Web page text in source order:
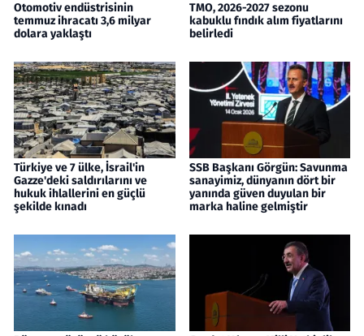
Otomotiv endüstrisinin
temmuz ihracatı 3,6 milyar
dolara yaklaştı
TMO, 2026-2027 sezonu
kabuklu fındık alım fiyatlarını
belirledi
Türkiye ve 7 ülke, İsrail'in
Gazze'deki saldırılarını ve
hukuk ihlallerini en güçlü
şekilde kınadı
SSB Başkanı Görgün: Savunma
sanayimiz, dünyanın dört bir
yanında güven duyulan bir
marka haline gelmiştir